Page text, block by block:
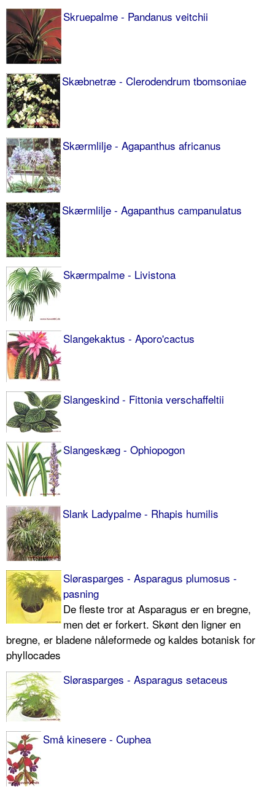
Skruepalme - Pandanus veitchii
Skæbnetræ - Clerodendrum tbomsoniae
Skærmlilje - Agapanthus africanus
Skærmlilje - Agapanthus campanulatus
Skærmpalme - Livistona
Slangekaktus - Aporo'cactus
Slangeskind - Fittonia verschaffeltii
Slangeskæg - Ophiopogon
Slank Ladypalme - Rhapis humilis
Slørasparges - Asparagus plumosus -
pasning
De fleste tror at Asparagus er en bregne,
men det er forkert. Skønt den ligner en
bregne, er bladene nåleformede og kaldes botanisk for
phyllocades
Slørasparges - Asparagus setaceus
Små kinesere - Cuphea